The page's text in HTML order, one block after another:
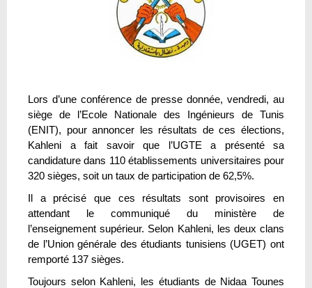
Lors d’une conférence de presse donnée, vendredi, au
siège de l’Ecole Nationale des Ingénieurs de Tunis
(ENIT), pour annoncer les résultats de ces élections,
Kahleni a fait savoir que l’UGTE a présenté sa
candidature dans 110 établissements universitaires pour
320 sièges, soit un taux de participation de 62,5%.
Il a précisé que ces résultats sont provisoires en
attendant le communiqué du ministère de
l’enseignement supérieur. Selon Kahleni, les deux clans
de l’Union générale des étudiants tunisiens (UGET) ont
remporté 137 sièges.
Toujours selon Kahleni, les étudiants de Nidaa Tounes